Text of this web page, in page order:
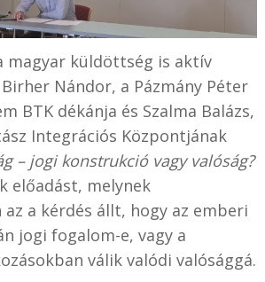
magyar küldöttség is aktív
Nándor, a Pázmány Péter
BTK dékánja és Szalma Balázs,
Integrációs Központjának
– jogi konstrukció vagy valóság?
előadást, melynek
a kérdés állt, hogy az emberi
jogi fogalom-e, vagy a
válik valódi valósággá.